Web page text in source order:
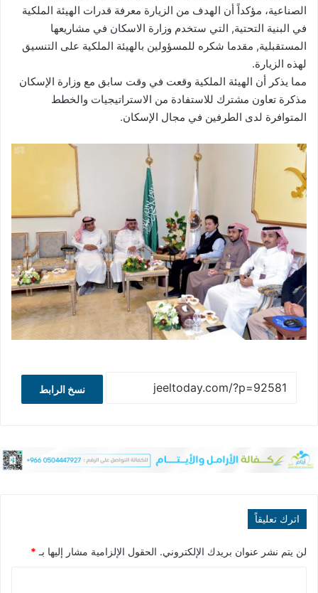
الصناعية، مؤكداً أن الهدف من الزيارة معرفة قدرات الهيئة الملكية
في البنية التحتية, التي ستخدم وزارة الاسكان في مشاريعها
المستقبلية, مقدما شكره للمسؤولين بالهيئة الملكية على التنسيق
لهذه الزيارة.
مما يذكر أن الهيئة الملكية وقعت في وقت سابق مع وزارة الإسكان
مذكرة تعاون مشترك للاستفادة من الاستراتيجيات والخطط
المتوافرة لدى الطرفين في مجال الإسكان.
نسخ الرابط
اترك تعليقاً
لن يتم نشر عنوان بريدك الإلكتروني. الحقول الإلزامية مشار إليها بـ *